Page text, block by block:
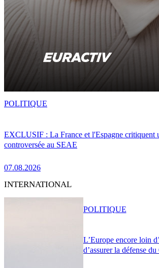
EXCLUSIF : La France et l'Espagne critiquent
controversée au SEAE
07.08.2026
POLITIQUE
INTERNATIONAL
L’Europe encore loin
d’assurer la défense
POLITIQUE